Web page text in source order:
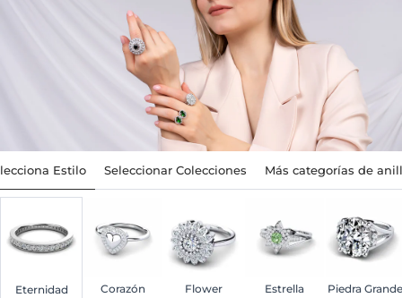
Estilo Seleccionar Colecciones Más categorías de
Eternidad Corazón Flower Estrella Piedra Grande